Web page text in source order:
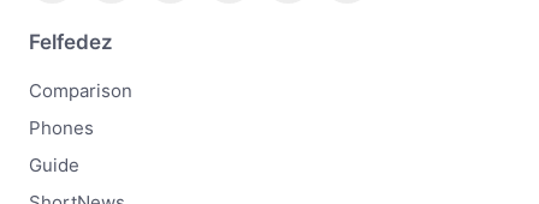
Felfedez
Comparison
Phones
Guide